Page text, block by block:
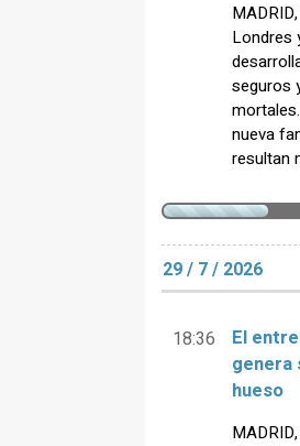
Londres
seguros
nueva
resultan
29 / 7 / 2026
18:36
El
genera
hueso